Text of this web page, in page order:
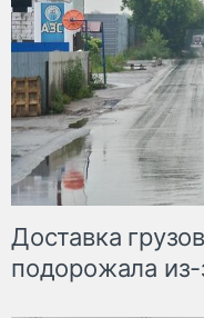
Доставка
подорожала